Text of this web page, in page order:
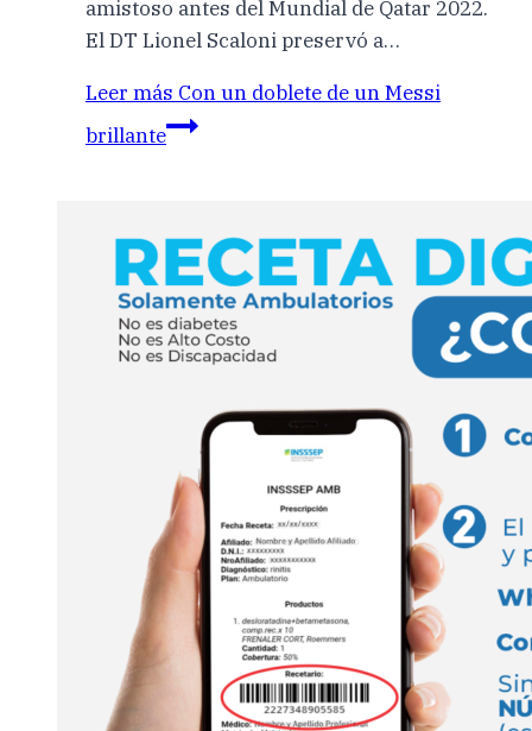
amistoso antes del Mundial de Qatar 2022.
El DT Lionel Scaloni preservó a…
Leer más Con un doblete de un Messi
brillante